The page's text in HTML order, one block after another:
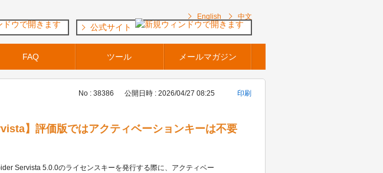
English 中文
FAQ ツール メールマガジン
公式サイト
No : 38386 公開日時 : 2026/04/27 08:25 印刷
】評価版ではアクティベーションキーは不要
Servista 5.0.0のライセンスキーを発行する際に、アクティベー